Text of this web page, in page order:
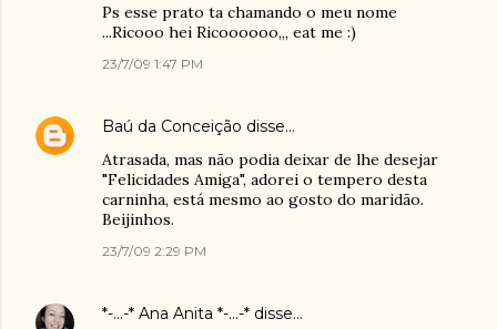
Ps esse prato ta chamando o meu nome
...Ricooo hei Ricoooooo,,, eat me :)
23/7/09 1:47 PM
Baú da Conceição disse…
Atrasada, mas não podia deixar de lhe desejar
"Felicidades Amiga", adorei o tempero desta
carninha, está mesmo ao gosto do maridão.
Beijinhos.
23/7/09 2:29 PM
*-...-* Ana Anita *-...-* disse…